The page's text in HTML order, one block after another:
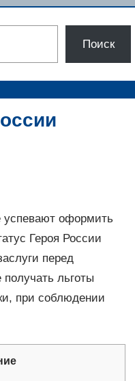
Поиск
успевают оформить
Героя России
перед
льготы
при соблюдении